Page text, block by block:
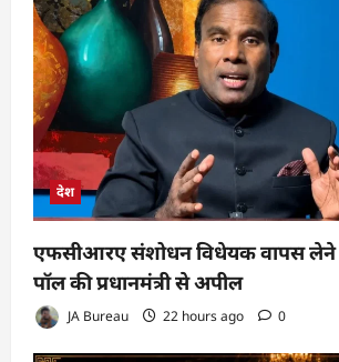
देश
एफसीआरए संशोधन विधेयक वापस लेने
पॉल की प्रधानमंत्री से अपील
JA Bureau 22 hours ago 0